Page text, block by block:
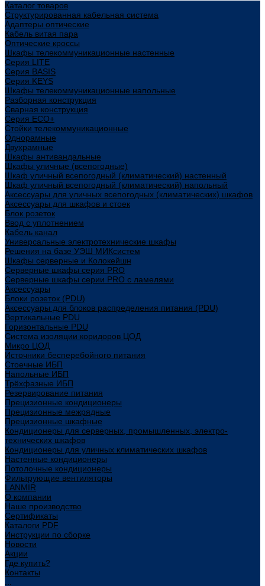
Каталог товаров
Структурированная кабельная система
Адаптеры оптические
Кабель витая пара
Оптические кроссы
Шкафы телекоммуникационные настенные
Cерия LITE
Cерия BASIS
Cерия KEYS
Шкафы телекоммуникационные напольные
Разборная конструкция
Сварная конструкция
Серия ECO+
Стойки телекоммуникационные
Однорамные
Двухрамные
Шкафы антивандальные
Шкафы уличные (всепогодные)
Шкаф уличный всепогодный (климатический) настенный
Шкаф уличный всепогодный (климатический) напольный
Аксессуары для уличных всепогодных (климатических) шкафов
Аксессуары для шкафов и стоек
Блок розеток
Ввод с уплотнением
Кабель канал
Универсальные электротехнические шкафы
Решения на базе УЭШ МИКсистем
Шкафы серверные и Колокейшн
Серверные шкафы серия PRO
Серверные шкафы серии PRO с ламелями
Аксессуары
Блоки розеток (PDU)
Аксессуары для блоков распределения питания (PDU)
Вертикальные PDU
Горизонтальные PDU
Система изоляции коридоров ЦОД
Микро ЦОД
Источники бесперебойного питания
Стоечные ИБП
Напольные ИБП
Трёхфазные ИБП
Резервирование питания
Прецизионные кондиционеры
Прецизионные межрядные
Прецизионные шкафные
Кондиционеры для серверных, промышленных, электро-
технических шкафов
Кондиционеры для уличных климатических шкафов
Настенные кондиционеры
Потолочные кондиционеры
Фильтрующие вентиляторы
LANMIR
О компании
Наше производство
Сертификаты
Каталоги PDF
Инструкции по сборке
Новости
Акции
Где купить?
Контакты